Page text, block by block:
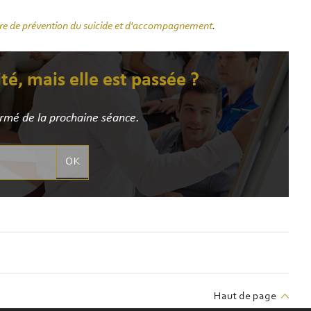
de prévention du suicide et d'accompagnement.
mais elle est passée ?
de la prochaine séance.
OK
Haut de page